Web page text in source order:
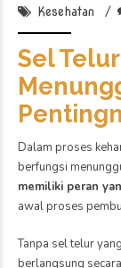
Kista
Banyak wanita
ovarium, terutama
berencana memiliki
semua jenis kista
tidak semua
Beberapa jenis
tetapi ada juga
hamil.